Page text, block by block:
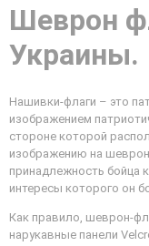
Шеврон
Украины.
Нашивки-флаги – это
изображением
стороне которой
изображению на
принадлежность бойца
интересы которого он
Как правило, шеврон-
нарукавные панели